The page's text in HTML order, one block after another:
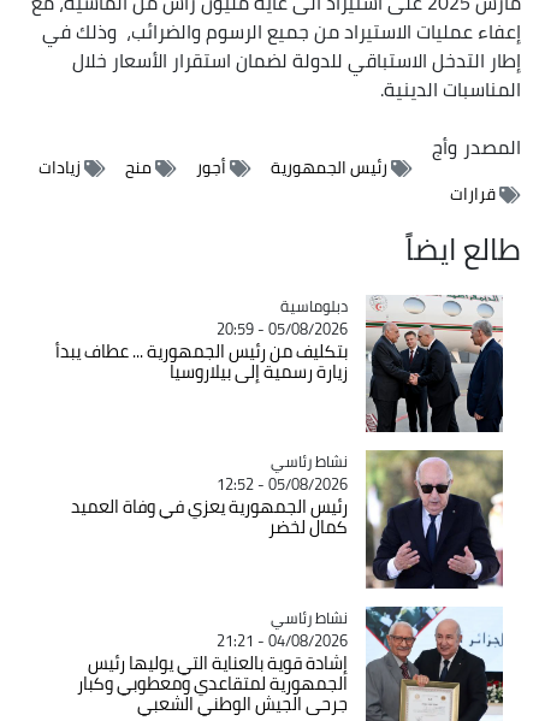
إعفاء عمليات الاستيراد من جميع الرسوم والضرائب، وذلك في
إطار التدخل الاستباقي للدولة لضمان استقرار الأسعار خلال
المناسبات الدينية.
المصدروأج
رئيس الجمهورية أجور منح
زيادات
قرارات
طالع ايضاً
Catégorie
دبلوماسية
05/08/2026 - 20:59
بتكليف من رئيس الجمهورية ... عطاف يبدأ
زيارة رسمية إلى بيلاروسيا
Catégorie
نشاط رئاسي
05/08/2026 - 12:52
رئيس الجمهورية يعزي في وفاة العميد
كمال لخضر
Catégorie
نشاط رئاسي
04/08/2026 - 21:21
إشادة قوية بالعناية التي يوليها رئيس
الجمهورية لمتقاعدي ومعطوبي وكبار
جرحى الجيش الوطني الشعبي